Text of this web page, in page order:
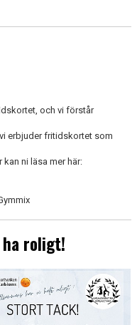
och vi förstår
erbjuder fritidskortet som
ni läsa mer här:
roligt!